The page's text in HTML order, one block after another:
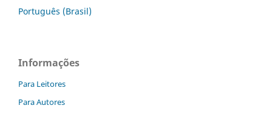
Português (Brasil)
Informações
Para Leitores
Para Autores